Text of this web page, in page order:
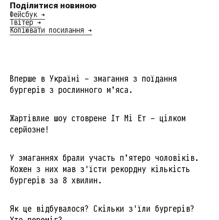
Поділитися новиною
Фейсбук →
Твітер →
Копіювати посилання →
Вперше в Україні - змагання з поїдання
бургерів з рослинного м’яса.
Жартівлие шоу стоврене Іт Мі Ет - цілком
серйозне!
У змаганнях брали участь п’ятеро чоловіків.
Кожен з них мав з'їсти рекордну кількість
бургерів за 8 хвилин.
Як це відбувалося? Скільки з'їли бургерів?